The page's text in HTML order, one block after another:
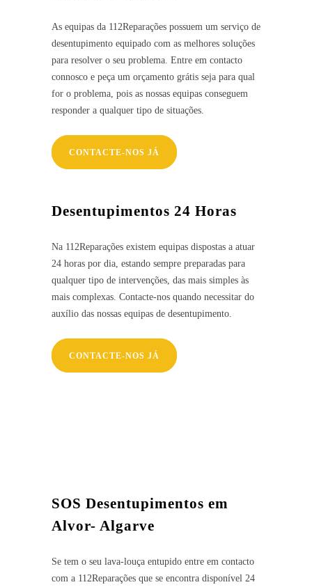
As equipas da 112Reparações possuem um serviço de
desentupimento equipado com as melhores soluções
para resolver o seu problema. Entre em contacto
connosco e peça um orçamento grátis seja para qual
for o problema, pois as nossas equipas conseguem
responder a qualquer tipo de situações.
CONTACTE-NOS JÁ
Desentupimentos 24 Horas
Na 112Reparações existem equipas dispostas a atuar
24 horas por dia, estando sempre preparadas para
qualquer tipo de intervenções, das mais simples às
mais complexas. Contacte-nos quando necessitar do
auxílio das nossas equipas de desentupimento.
CONTACTE-NOS JÁ
SOS Desentupimentos em
Alvor- Algarve
Se tem o seu lava-louça entupido entre em contacto
com a 112Reparações que se encontra disponível 24